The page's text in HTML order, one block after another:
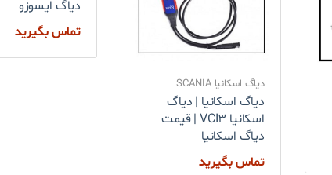
دیاگ اسکانیا SCANIA
دیاگ اسکانیا | دیاگ
اسکانیا VCI3 | قیمت
دیاگ اسکانیا
تماس بگیرید
دیاگ ایسوزو
تماس بگیرید